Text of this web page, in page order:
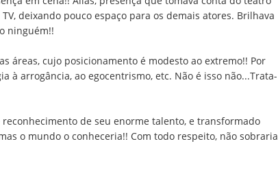
TV, deixando pouco espaço para os demais atores. Brilhava
ninguém!!
áreas, cujo posicionamento é modesto ao extremo!! Por
à arrogância, ao egocentrismo, etc. Não é isso não...Trata-
de seu enorme talento, e transformado
o mundo o conheceria!! Com todo respeito, não sobraria